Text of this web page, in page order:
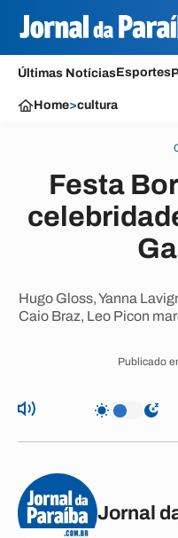
Últimas NotíciasEsportes
Home>cultura
Festa
Hugo Gloss, Yanna
Caio Braz, Leo Picon
Publicado
Jornal